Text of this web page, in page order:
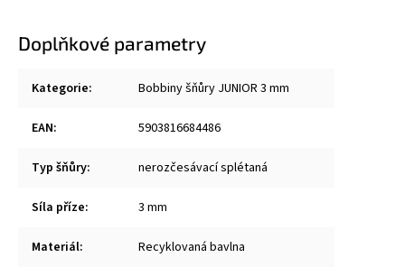
Doplňkové parametry
Kategorie: Bobbiny šňůry JUNIOR 3 mm
EAN: 5903816684486
Typ šňůry: nerozčesávací splétaná
Síla příze: 3 mm
Materiál: Recyklovaná bavlna